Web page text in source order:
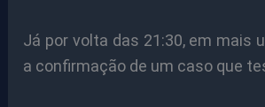
Já por volta das 21:30, em mais
a confirmação de um caso que